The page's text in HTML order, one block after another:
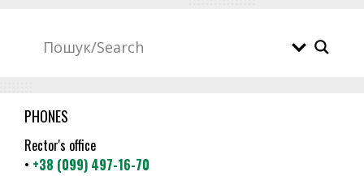
PHONES
Rector's office
• +38 (099) 497-16-70